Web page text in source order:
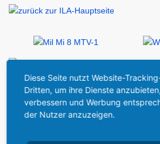
Diese Seite nutzt Website-
Dritten, um ihre Dienste
verbessern und Werbung
der Nutzer anzuzeigen.